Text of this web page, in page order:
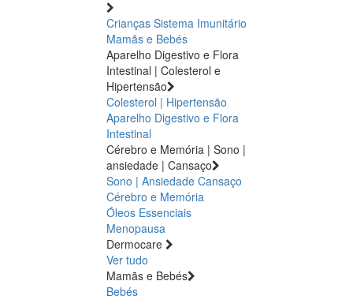
Crianças Sistema Imunitário
Mamãs e Bebés
Aparelho Digestivo e Flora
Intestinal | Colesterol e
Hipertensão
Colesterol | Hipertensão
Aparelho Digestivo e Flora
Intestinal
Cérebro e Memória | Sono |
ansiedade | Cansaço
Sono | Ansiedade Cansaço
Cérebro e Memória
Óleos Essenciais
Menopausa
Dermocare
Ver tudo
Mamãs e Bebés
Bebés